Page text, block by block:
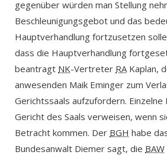
gegenüber würden man Stellung
Beschleunigungsgebot und das
Hauptverhandlung fortzusetzen
dass die Hauptverhandlung
beantragt NK-Vertreter RA Kaplan,
anwesenden Maik Eminger zum
Gerichtssaals aufzufordern. Einzelne
Gericht des Saals verweisen, wenn
Betracht kommen. Der BGH habe
Bundesanwalt Diemer sagt, die BAW